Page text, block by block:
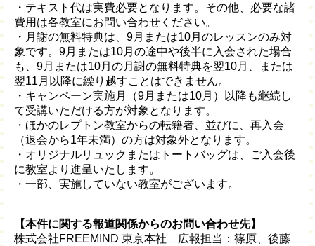
・テキスト代は実費必要となります。その他、必要な諸
費用は各教室にお問い合わせください。
・月謝の無料特典は、9月または10月のレッスンのみ対
象です。9月または10月の途中や後半に入会された場合
も、9月または10月の月謝の無料特典を翌10月、または
翌11月以降に繰り越すことはできません。
・キャンペーン実施月（9月または10月）以降も継続し
て受講いただける方が対象となります。
・ほかのレプトン教室からの転籍者、並びに、再入会
（退会から1年未満）の方は対象外となります。
・オリジナルリュックまたはトートバッグは、ご入会後
に教室より進呈いたします。
・一部、実施していない教室がございます。
【本件に関する報道関係からのお問い合わせ先】
株式会社FREEMIND 東京本社 広報担当：篠原、後藤